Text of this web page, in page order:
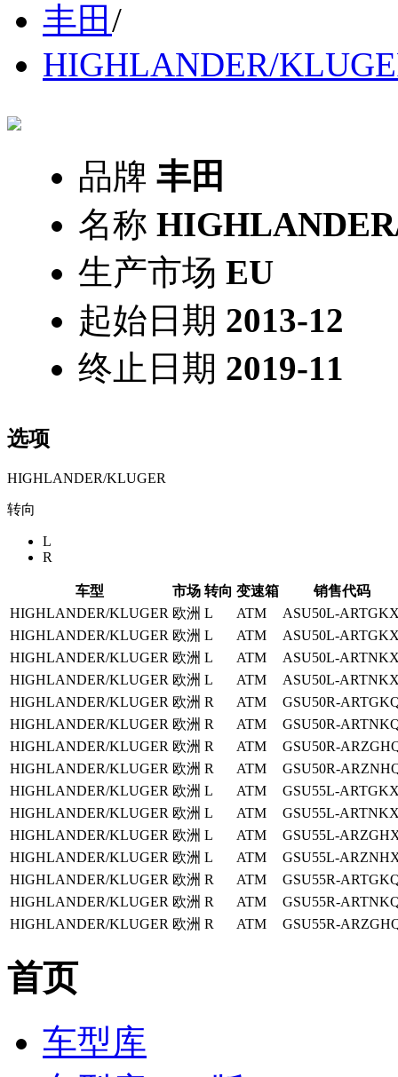
丰田 /
HIGHLANDER/
品牌 丰田
名称
生产市场 EU
起始日期 2013-12
终止日期 2019-11
选项
HIGHLANDER/KLUGER
转向
L
R
车型 市场 转向 变速箱
销售代码
HIGHLANDER/KLUGER 欧洲 L ATM
ASU50L-
HIGHLANDER/KLUGER 欧洲 L ATM
ASU50L-
HIGHLANDER/KLUGER 欧洲 L ATM
ASU50L-
HIGHLANDER/KLUGER 欧洲 L ATM
ASU50L-
HIGHLANDER/KLUGER 欧洲 R ATM
GSU50R-
HIGHLANDER/KLUGER 欧洲 R ATM
GSU50R-
HIGHLANDER/KLUGER 欧洲 R ATM
GSU50R-
HIGHLANDER/KLUGER 欧洲 R ATM
GSU50R-
HIGHLANDER/KLUGER 欧洲 L ATM
GSU55L-
HIGHLANDER/KLUGER 欧洲 L ATM
GSU55L-
HIGHLANDER/KLUGER 欧洲 L ATM
GSU55L-
HIGHLANDER/KLUGER 欧洲 L ATM
GSU55L-
HIGHLANDER/KLUGER 欧洲 R ATM
GSU55R-
HIGHLANDER/KLUGER 欧洲 R ATM
GSU55R-
HIGHLANDER/KLUGER 欧洲 R ATM GSU55R-
首页
车型库